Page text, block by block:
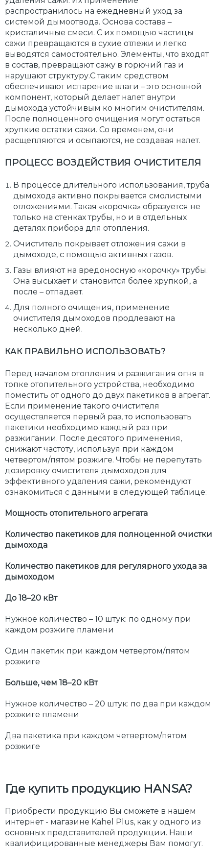
распространилось на ежедневный уход за
системой дымоотвода. Основа состава –
кристаличные смеси. С их помощью частицы
сажи превращаются в сухие отлежи и легко
выводятся самостоятельно. Элементы, что входят
в состав, превращают сажу в горючий газ и
нарушают структуру.С таким средством
обеспечивают испарение влаги – это основной
компонент, который делает налет внутри
дымохода устойчивым ко многим очистителям.
После полноценного очищения могут остаться
хрупкие остатки сажи. Со временем, они
расщепляются и осыпаются, не создавая налет.
ПРОЦЕСС ВОЗДЕЙСТВИЯ ОЧИСТИТЕЛЯ
В процессе длительного использования, труба
дымохода активно покрывается смолистыми
отложениями. Такая «корочка» образуется не
только на стенках трубы, но и в отдельных
деталях прибора для отопления.
Очиститель покрывает отложения сажи в
дымоходе, с помощью активных газов.
Газы влияют на вредоносную «корочку» трубы.
Она высыхает и становится более хрупкой, а
после – отпадает.
Для полного очищения, применение
очистителя дымоходов продлевают на
несколько дней.
КАК ПРАВИЛЬНО ИСПОЛЬЗОВАТЬ?
Перед началом отопления и разжигания огня в
топке отопительного устройства, необходимо
поместить от одного до двух пакетиков в агрегат.
Если применение такого очистителя
осуществляется первый раз, то использовать
пакетики необходимо каждый раз при
разжигании. После десятого применения,
снижают частоту, используя при каждом
четвертом/пятом розжиге. Чтобы не перепутать
дозировку очистителя дымоходов для
эффективного удаления сажи, рекомендуют
ознакомиться с данными в следующей таблице:
Мощность отопительного агрегата
Количество пакетиков для полноценной очистки
дымохода
Количество пакетиков для регулярного ухода за
дымоходом
До 18–20 кВт
Нужное количество – 10 штук: по одному при
каждом розжиге пламени
Один пакетик при каждом четвертом/пятом
розжиге
Больше, чем 18–20 кВт
Нужное количество – 20 штук: по два при каждом
розжиге пламени
Два пакетика при каждом четвертом/пятом
розжиге
Где купить продукцию HANSA?
Приобрести продукцию Вы сможете в нашем
интернет - магазине Kahel Plus, как у одного из
основных представителей продукции. Наши
квалифицированные менеджеры Вам помогут.